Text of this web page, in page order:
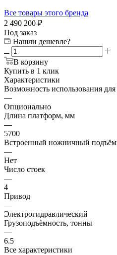
Все товары этого бренда
2 490 200 ₽
Под заказ
Нашли дешевле?
В корзину
Купить в 1 клик
Характеристики
Возможность использования
—
Опционально
Длина платформ, мм
—
5700
Встроенный ножничный
—
Нет
Число стоек
—
4
Привод
—
Электрогидравлический
Грузоподъёмность, тонны
—
6.5
Все характеристики